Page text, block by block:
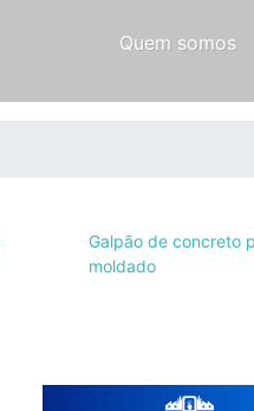
Quem somos
Galpão de concreto
moldado